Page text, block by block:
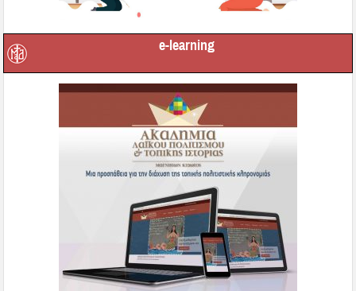
e-learning